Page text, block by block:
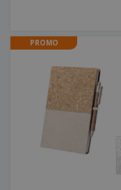
PROMO